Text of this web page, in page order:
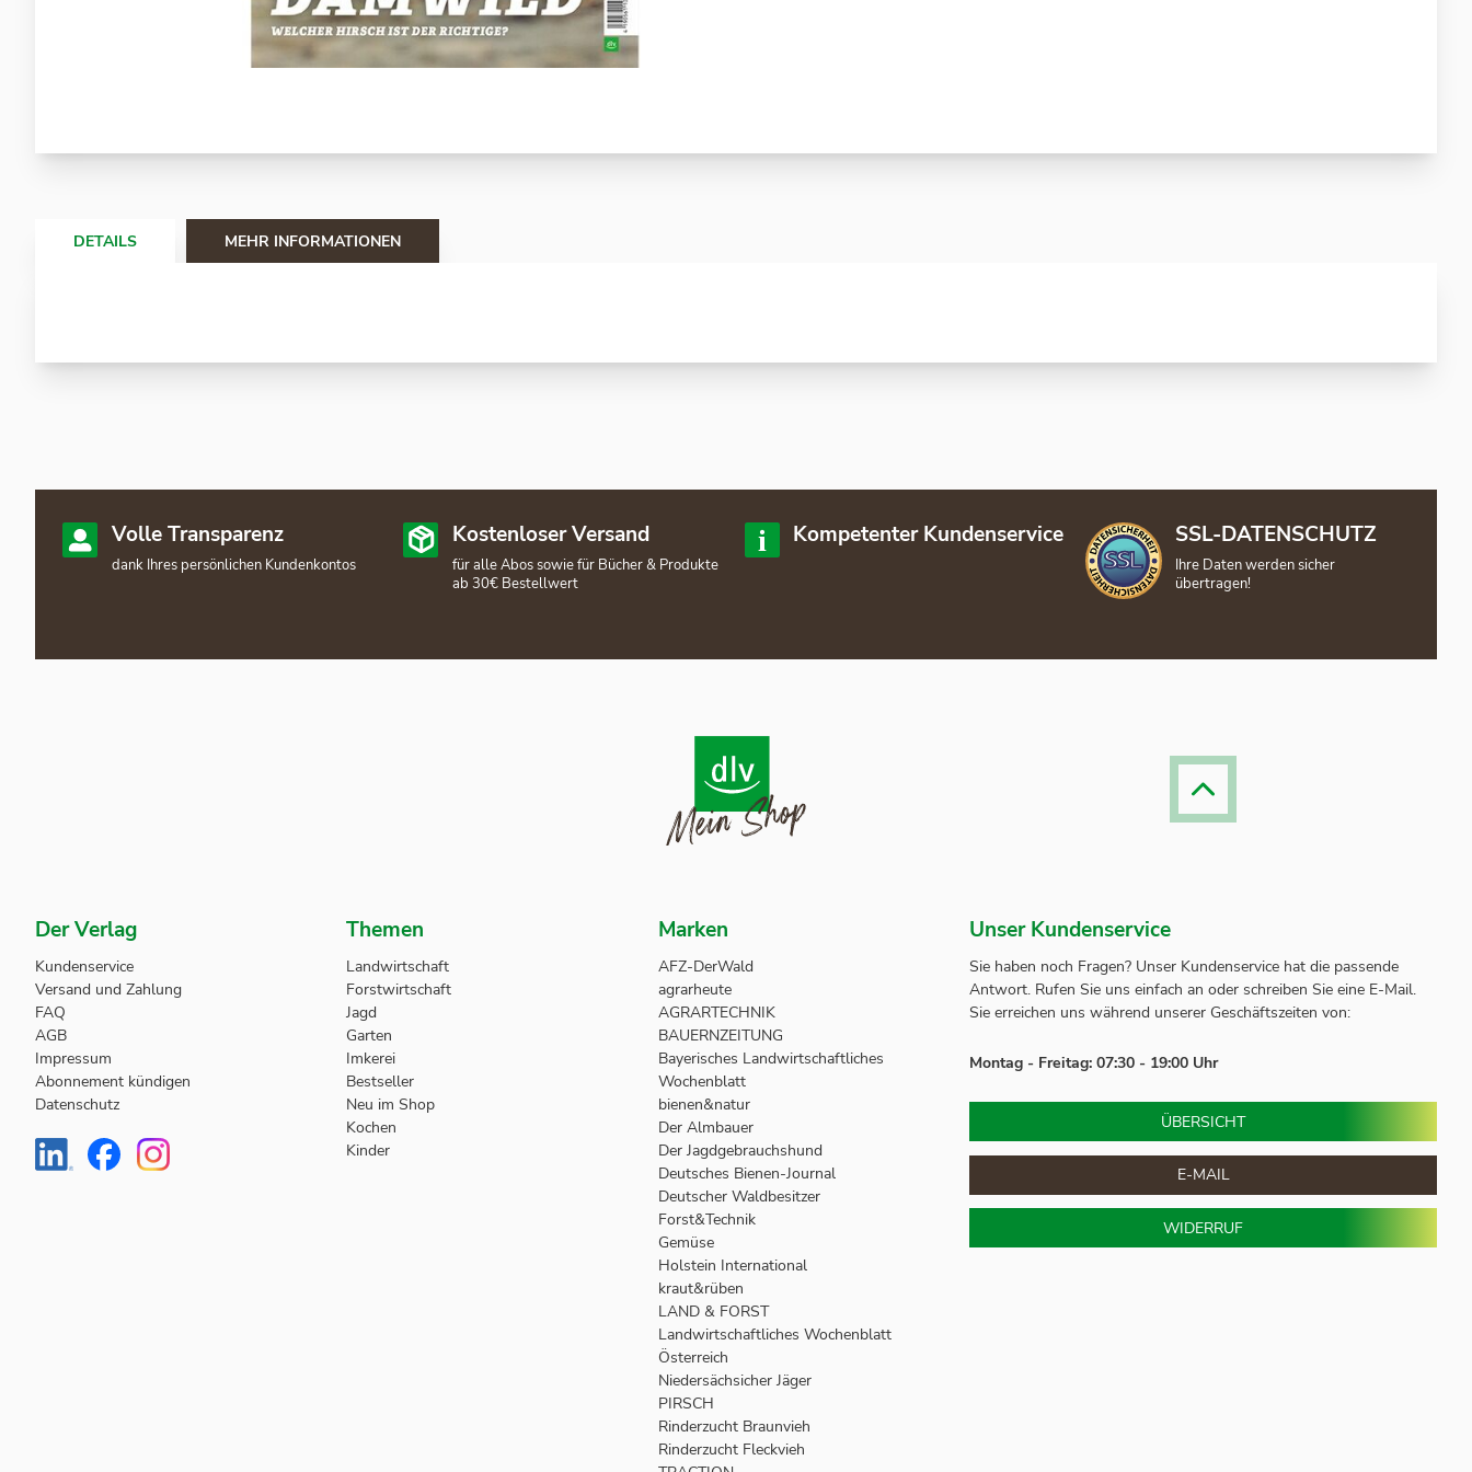
Anfang
DETAILS MEHR INFORMATIONEN
Volle Transparenz
dank Ihres persönlichen Kundenkontos
Kostenloser Versand
für alle Abos sowie für Bücher & Produkte
ab 30€ Bestellwert
Kompetenter Kundenservice SSL-DATENSCHUTZ
Ihre Daten werden sicher
übertragen!
Der Verlag
Kundenservice
Versand und Zahlung
FAQ
AGB
Impressum
Abonnement kündigen
Datenschutz
Themen
Landwirtschaft
Forstwirtschaft
Jagd
Garten
Imkerei
Bestseller
Neu im Shop
Kochen
Kinder
Marken
AFZ-DerWald
agrarheute
AGRARTECHNIK
BAUERNZEITUNG
Bayerisches Landwirtschaftliches
Wochenblatt
bienen&natur
Der Almbauer
Der Jagdgebrauchshund
Deutsches Bienen-Journal
Deutscher Waldbesitzer
Forst&Technik
Gemüse
Holstein International
kraut&rüben
LAND & FORST
Landwirtschaftliches Wochenblatt
Österreich
Niedersächsicher Jäger
PIRSCH
Rinderzucht Braunvieh
Rinderzucht Fleckvieh
Unser Kundenservice
Sie haben noch Fragen? Unser Kundenservice hat die passende
Antwort. Rufen Sie uns einfach an oder schreiben Sie eine E-Mail.
Sie erreichen uns während unserer Geschäftszeiten von:
Montag - Freitag: 07:30 - 19:00 Uhr
ÜBERSICHT
E-MAIL
WIDERRUF